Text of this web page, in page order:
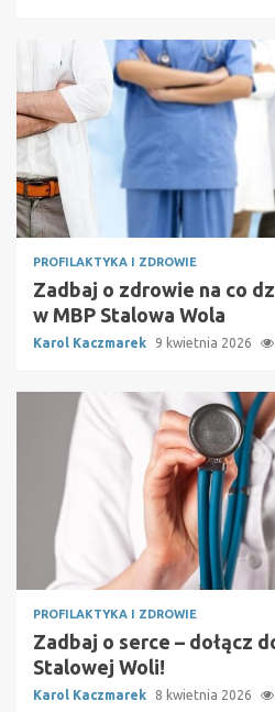
PROFILAKTYKA I ZDROWIE
Zadbaj o zdrowie na co
w MBP Stalowa Wola
Karol Kaczmarek 9 kwietnia 2026
PROFILAKTYKA I ZDROWIE
Zadbaj o serce – dołącz
Stalowej Woli!
Karol Kaczmarek 8 kwietnia 2026